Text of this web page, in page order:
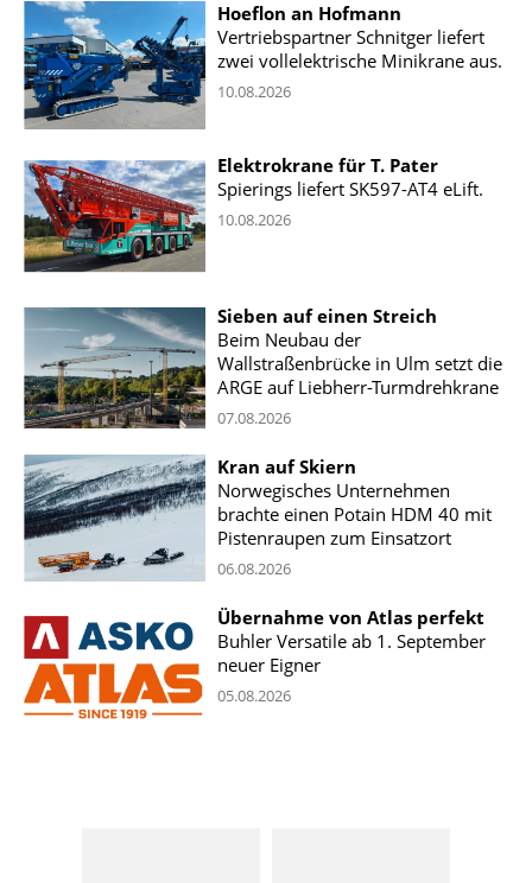
Hoeflon an Hofmann
Vertriebspartner Schnitger liefert
zwei vollelektrische Minikrane aus.
10.08.2026
Elektrokrane für T. Pater
Spierings liefert SK597-AT4 eLift.
10.08.2026
Sieben auf einen Streich
Beim Neubau der
Wallstraßenbrücke in Ulm setzt die
ARGE auf Liebherr-Turmdrehkrane
07.08.2026
Kran auf Skiern
Norwegisches Unternehmen
brachte einen Potain HDM 40 mit
Pistenraupen zum Einsatzort
06.08.2026
Übernahme von Atlas perfekt
Buhler Versatile ab 1. September
neuer Eigner
05.08.2026